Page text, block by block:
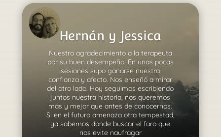
Hernán y Jessica
Nuestro agradecimiento a la terapeuta
por su buen desempeño. En unas pocas
sesiones supo ganarse nuestra
confianza y afecto. Nos enseñó a mirar
del otro lado. Hoy seguimos escribiendo
juntos nuestra historia, nos queremos
más y mejor que antes de conocernos.
Si en el futuro amenaza otra tempestad,
ya sabemos donde buscar el faro que
nos evite naufragar